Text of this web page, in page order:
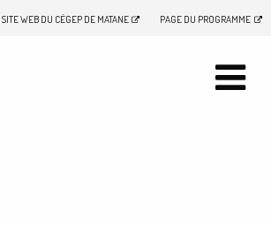
SITE WEB DU CÉGEP DE MATANE PAGE DU PROGRAMME